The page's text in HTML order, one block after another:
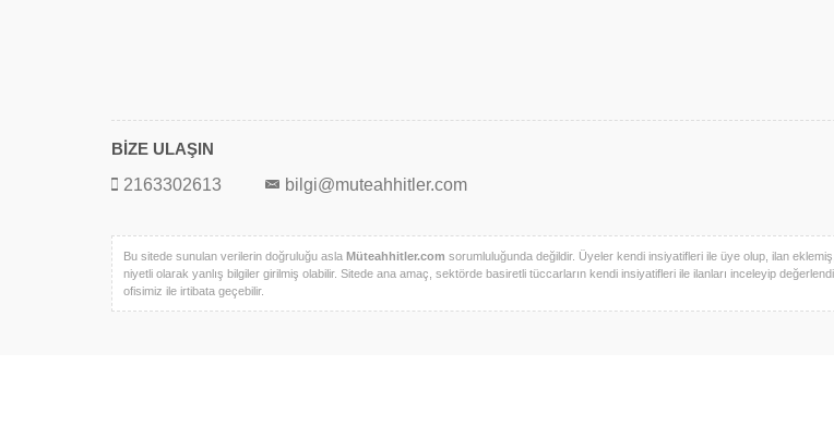
BİZE ULAŞIN
2163302613
bilgi@muteahhitler.com
Bu sitede sunulan verilerin doğruluğu asla Müteahhitler.com sorumluluğunda değildir. Üyeler kendi insiyatifleri ile üye olup, ilan
niyetli olarak yanlış bilgiler girilmiş olabilir. Sitede ana amaç, sektörde basiretli tüccarların kendi insiyatifleri ile ilanları inceleyip
ofisimiz ile irtibata geçebilir.